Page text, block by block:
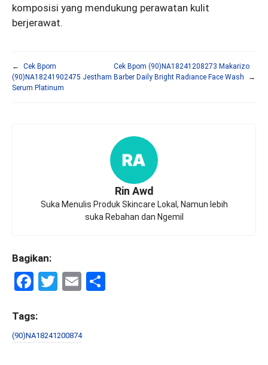
komposisi yang mendukung perawatan kulit
berjerawat.
←
Cek Bpom
(90)NA18241902475 Jestham
Serum Platinum
Cek Bpom (90)NA18241208273 Makarizo
Barber Daily Bright Radiance Face Wash
→
Rin Awd
Suka Menulis Produk Skincare Lokal, Namun lebih
suka Rebahan dan Ngemil
Bagikan:
F
ce
b
T
er
E
Tags:
(90)NA18241200874